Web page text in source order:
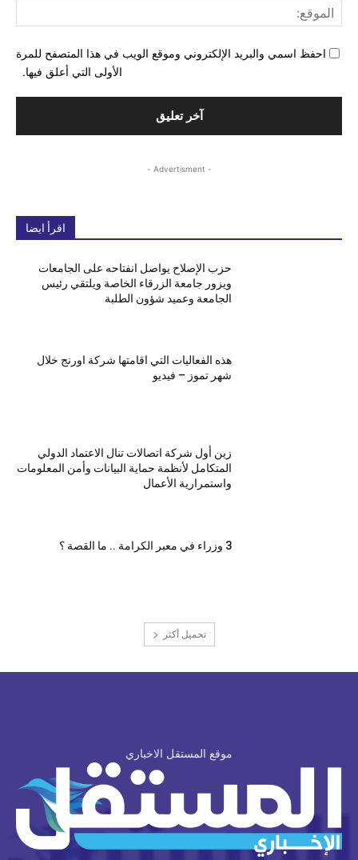
احفظ اسمي والبريد الإلكتروني وموقع الويب في هذا المتصفح للمرة
الأولى التي أعلق فيها.
- Advertisment -
اقرأ ايضا
حزب الإصلاح يواصل انفتاحه على الجامعات
ويزور جامعة الزرقاء الخاصة ويلتقي رئيس
الجامعة وعميد شؤون الطلبة
هذه الفعاليات التي اقامتها شركة اورنج خلال
شهر تموز – فيديو
زين أول شركة اتصالات تنال الاعتماد الدولي
المتكامل لأنظمة حماية البيانات وأمن المعلومات
واستمرارية الأعمال
3 وزراء في معبر الكرامة .. ما القصة ؟
تحميل أكثر
موقع المستقل الاخباري